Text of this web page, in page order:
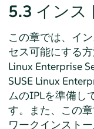
5.3 インス
この章では、イ
セス可能にする
Linux Enterprise
SUSE Linux
ムのIPLを準備し
す。また、この
ワークインスト